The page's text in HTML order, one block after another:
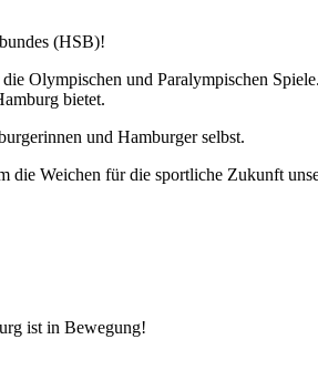
(HSB)!
Olympischen und Paralympischen
bietet.
und Hamburger selbst.
die Weichen für die sportliche Zukunft
ist in Bewegung!